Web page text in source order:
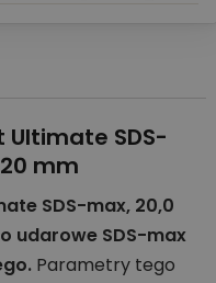
Ultimate SDS-
mm
SDS-max, 20,0
udarowe SDS-max
Parametry tego